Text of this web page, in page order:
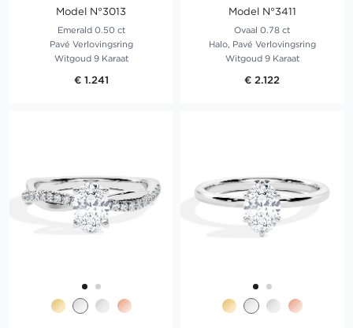
Model N°3013
Emerald 0.50 ct
Pavé Verlovingsring
Witgoud 9 Karaat
€ 1.241
Model N°3411
Ovaal 0.78 ct
Halo, Pavé Verlovingsring
Witgoud 9 Karaat
€ 2.122